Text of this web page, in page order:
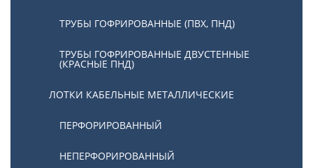
ТРУБЫ ГОФРИРОВАННЫЕ (ПВХ, ПНД)
ТРУБЫ ГОФРИРОВАННЫЕ ДВУСТЕННЫЕ
(КРАСНЫЕ ПНД)
ЛОТКИ КАБЕЛЬНЫЕ МЕТАЛЛИЧЕСКИЕ
ПЕРФОРИРОВАННЫЙ
НЕПЕРФОРИРОВАННЫЙ